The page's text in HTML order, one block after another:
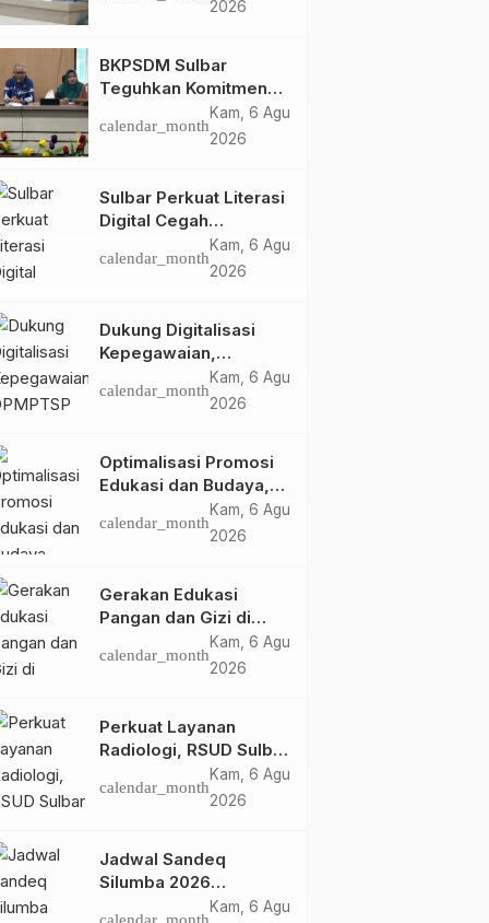
2026
BKPSDM Sulbar
Teguhkan Komitmen
Pengembangan
Kompetensi ASN
Perjanjian Tugas
Belajar 2026
calendar_month
Kam, 6 Agu
2026
Sulbar Perkuat Literasi
Digital Cegah
Kejahatan Love
Scamming
calendar_month
Kam, 6 Agu
2026
Dukung Digitalisasi
Kepegawaian,
DPMPTSP Sulbar Siap
Terapkan Aplikasi
calendar_month
Kam, 6 Agu
2026
Optimalisasi Promosi
Edukasi dan Budaya,
Anjungan Provinsi
Sulawesi Barat Perkuat
TMII
calendar_month
Kam, 6 Agu
2026
Gerakan Edukasi
Pangan dan Gizi di
Mamasa: Tingkatkan
Pengetahuan dan
calendar_month
Kam, 6 Agu
2026
Perkuat Layanan
Radiologi, RSUD Sulbar
Sambut Kembali dr. Iis
Imelda, Sp.Rad
calendar_month
Kam, 6 Agu
2026
Jadwal Sandeq
Silumba 2026
Kam, 6 Agu